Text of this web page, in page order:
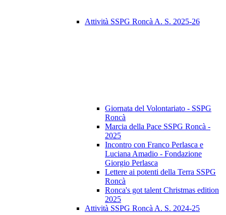
Attività SSPG Roncà A. S. 2025-26
Giornata del Volontariato - SSPG
Roncà
Marcia della Pace SSPG Roncà -
2025
Incontro con Franco Perlasca e
Luciana Amadio - Fondazione
Giorgio Perlasca
Lettere ai potenti della Terra SSPG
Roncà
Ronca's got talent Christmas edition
2025
Attività SSPG Roncà A. S. 2024-25